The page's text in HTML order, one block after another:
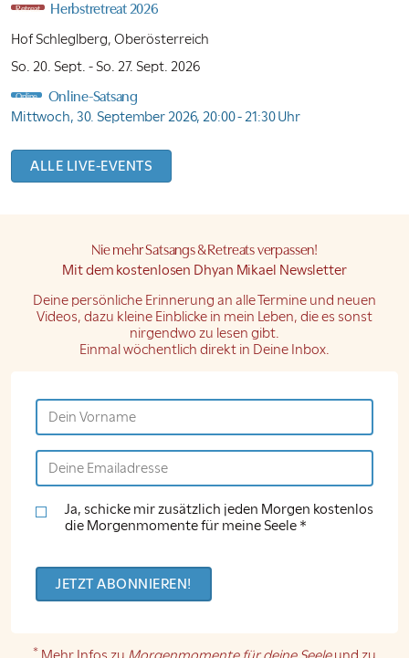
Retreat
Herbstretreat 2026
Hof Schleglberg, Oberösterreich
So. 20. Sept. - So. 27. Sept. 2026
Online
Online-Satsang
Mittwoch, 30. September 2026,20:00 - 21:30 Uhr
ALLE LIVE-EVENTS
Nie mehr Satsangs & Retreats verpassen!
Mit dem kostenlosen Dhyan Mikael Newsletter
Deine persönliche Erinnerung an alle Termine und neuen
Videos, dazu kleine Einblicke in mein Leben, die es sonst
nirgendwo zu lesen gibt.
Einmal wöchentlich direkt in Deine Inbox.
Ja, schicke mir zusätzlich jeden Morgen kostenlos
die Morgenmomente für meine Seele *
*